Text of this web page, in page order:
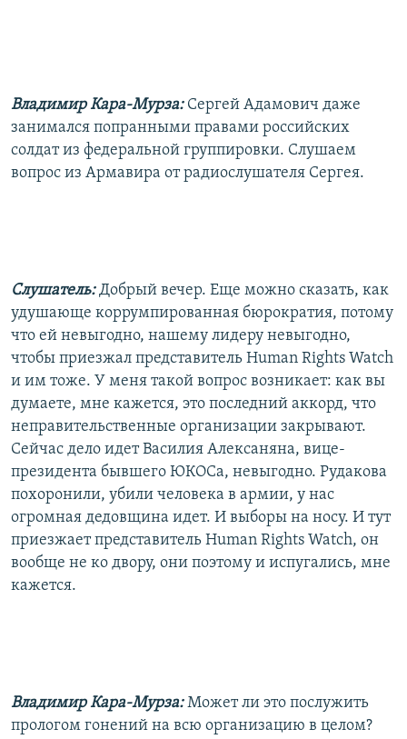
Владимир Кара-Мурза: Сергей Адамович даже
занимался попранными правами российских
солдат из федеральной группировки. Слушаем
вопрос из Армавира от радиослушателя Сергея.
Слушатель:Добрый вечер. Еще можно сказать, как
удушающе коррумпированная бюрократия, потому
что ей невыгодно, нашему лидеру невыгодно,
чтобы приезжал представитель Human Rights Watch
и им тоже. У меня такой вопрос возникает: как вы
думаете, мне кажется, это последний аккорд, что
неправительственные организации закрывают.
Сейчас дело идет Василия Алексаняна, вице-
президента бывшего ЮКОСа, невыгодно. Рудакова
похоронили, убили человека в армии, у нас
огромная дедовщина идет. И выборы на носу. И тут
приезжает представитель Human Rights Watch, он
вообще не ко двору, они поэтому и испугались, мне
кажется.
Владимир Кара-Мурза:Может ли это послужить
прологом гонений на всю организацию в целом?